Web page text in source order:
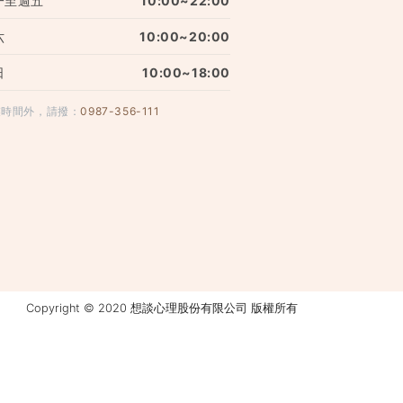
10:00~20:00
10:00~18:00
間外，請撥：0987-356-111
Copyright © 2020 想談心理股份有限公司 版權所有